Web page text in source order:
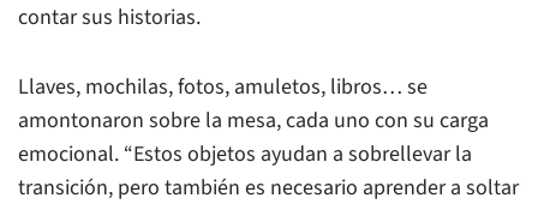
contar sus historias.
Llaves, mochilas, fotos, amuletos, libros… se
amontonaron sobre la mesa, cada uno con su carga
emocional. “Estos objetos ayudan a sobrellevar la
transición, pero también es necesario aprender a soltar